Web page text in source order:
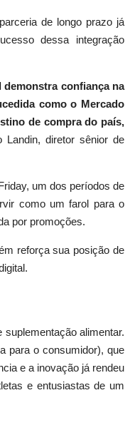
de longo prazo já
dessa integração
confiança na
como o Mercado
de compra do país,
Landin, diretor sênior de
um dos períodos de
como um farol para o
por promoções.
reforça sua posição de
alimentar.
para o consumidor), que
e a inovação já rendeu
e entusiastas de um